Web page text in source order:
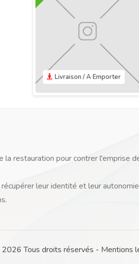
Livraison / A Emporter
la restauration pour contrer l'emprise
leur identité et leur
Tous droits réservés - Mentions